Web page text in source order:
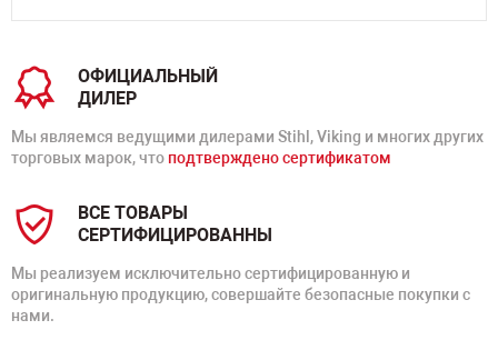
ОФИЦИАЛЬНЫЙ
ДИЛЕР
Мы являемся ведущими дилерами Stihl, Viking и многих других
торговых марок, что подтверждено сертификатом
ВСЕ ТОВАРЫ
СЕРТИФИЦИРОВАННЫ
Мы реализуем исключительно сертифицированную и
оригинальную продукцию, совершайте безопасные покупки с
нами.